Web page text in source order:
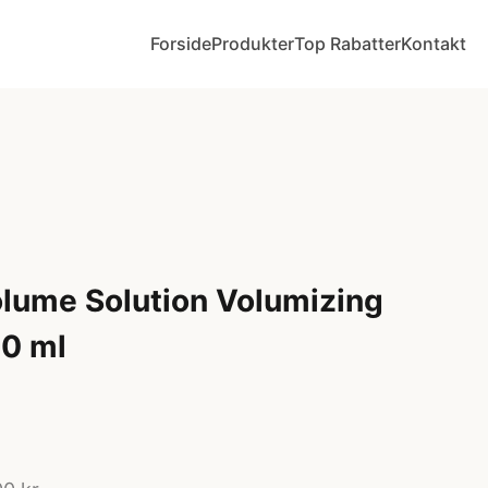
ForsideProdukterTop RabatterKontakt
Solution Volumizing
ml